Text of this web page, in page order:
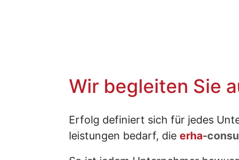
Wir begleiten Sie
Erfolg definiert sich für jedes
leistungen bedarf, die erha-